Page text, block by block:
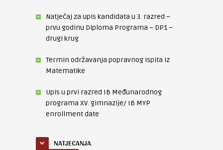
Natječaj za upis kandidata u 3. razred –
prvu godinu Diploma Programa – DP1 –
drugi krug
Termin održavanja popravnog ispita iz
Matematike
Upis u prvi razred IB Međunarodnog
programa XV. gimnazije/ IB MYP
enrollment date
NATJECANJA